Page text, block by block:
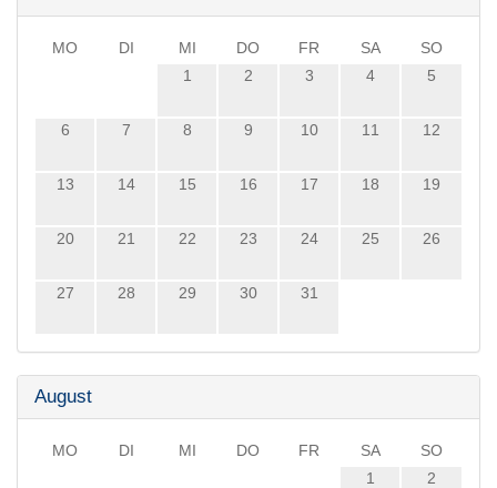
MO DI MI DO FR SA
SO
1
2 3 4 5
6 7 8 9 10 11 12
13 14 15 16 17 18 19
20 21 22 23 24 25 26
27 28 29 30 31
August
MO DI MI DO FR SA
SO
1
2